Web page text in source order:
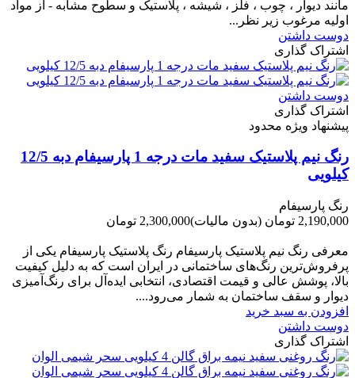
مانند دیوار ، چوب ، فلز ، شیشه ، پلاستیک و سطوح مشابه - از مواد
اولیه مرغوب زیر نظر...
دوست داشتن
اشتراک گذاری
دوست داشتن
اشتراک گذاری
پیشنهاد ویژه محدود
رنگ نیم پلاستیک سفید مات درجه 1 پارسیفام دبه 12/5
کیلویی
رنگ پارسیفام
2,190,000 تومان
(بدون مالیات)2,300,000 تومان
معرفی رنگ نیم پلاستیک پارسیفام رنگ پلاستیک پارسیفام یکی از
پرفروش‌ترین رنگ‌های ساختمانی در ایران است که به دلیل کیفیت
بالا، پوشش عالی و قیمت اقتصادی، انتخابی ایده‌آل برای رنگ‌آمیزی
دیوار و سقف ساختمان به شمار می‌رود....
افزودن به سبد خرید
دوست داشتن
اشتراک گذاری